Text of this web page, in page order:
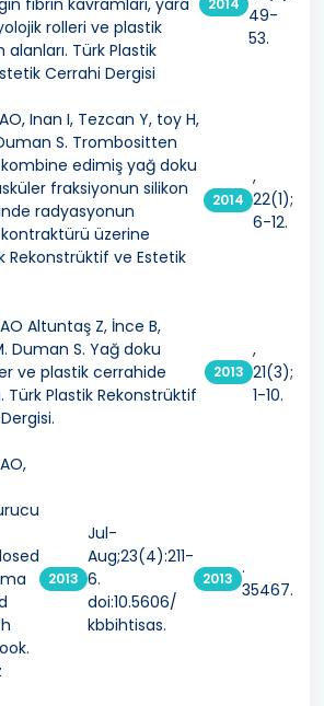
rolleri ve plastik
Türk Plastik
Cerrahi Dergisi
2014
49-
53.
Inan I, Tezcan Y, toy H,
S. Trombositten
edimiş yağ doku
fraksiyonun silikon
radyasyonun
üzerine
Rekonstrüktif ve Estetik
2014
,
22(1);
6-12.
Altuntaş Z, İnce B,
Duman S. Yağ doku
ve plastik cerrahide
Türk Plastik Rekonstrüktif
2013
,
21(3);
1-10.
2013
Jul-
Aug;23(4):211-
6.
doi:10.5606/
kbbihtisas.
2013
.
35467.